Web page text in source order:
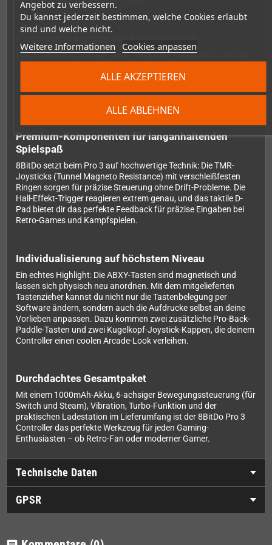
Angebot zu verbessern.
Du kannst jederzeit bestimmen, welche Cookies erlaubt
sind und welche nicht.
Weitere Informationen Cookies anpassen
ALLE ABLEHNEN
ALLE AKZEPTIEREN
Egal ob Nintendo Switch 1 & 2, Windows PC, SteamOS, Android-
visionOS) – der Pro 3 Controller spielt überall mit. Durch die
Premium-Komponenten für langanhaltenden
Spielspaß
8BitDo setzt beim Pro 3 auf hochwertige Technik: Die TMR-
Joysticks (Tunnel Magneto Resistance) mit verschleißfesten
Ringen sorgen für präzise Steuerung ohne Drift-Probleme. Die
Hall-Effekt-Trigger reagieren extrem genau, und das taktile D-
Pad bietet dir das perfekte Feedback für präzise Eingaben bei
Retro-Games und Kampfspielen.
Individualisierung auf höchstem Niveau
Ein echtes Highlight: Die ABXY-Tasten sind magnetisch und
lassen sich physisch neu anordnen. Mit dem mitgelieferten
Tastenzieher kannst du nicht nur die Tastenbelegung per
Software ändern, sondern auch die Aufdrucke selbst an deine
Vorlieben anpassen. Dazu kommen zwei zusätzliche Pro-Back-
Paddle-Tasten und zwei Kugelkopf-Joystick-Kappen, die deinem
Controller einen coolen Arcade-Look verleihen.
Durchdachtes Gesamtpaket
Mit einem 1000mAh-Akku, 6-achsiger Bewegungssteuerung (für
Switch und Steam), Vibration, Turbo-Funktion und der
praktischen Ladestation im Lieferumfang ist der 8BitDo Pro 3
Controller das perfekte Werkzeug für jeden Gaming-
Enthusiasten – ob Retro-Fan oder moderner Gamer.
Technische Daten
GPSR